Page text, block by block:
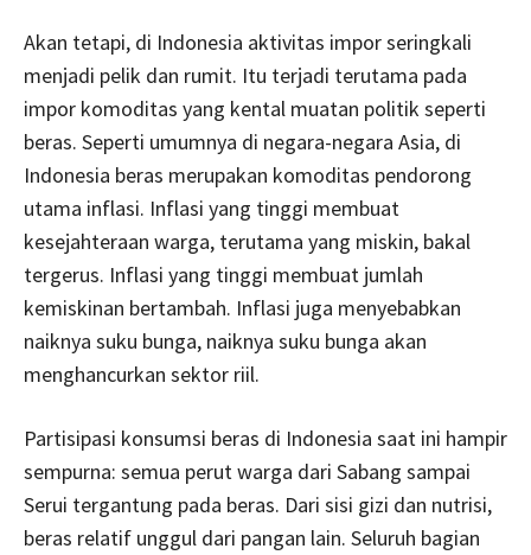
Akan tetapi, di Indonesia aktivitas impor seringkali
menjadi pelik dan rumit. Itu terjadi terutama pada
impor komoditas yang kental muatan politik seperti
beras. Seperti umumnya di negara-negara Asia, di
Indonesia beras merupakan komoditas pendorong
utama inflasi. Inflasi yang tinggi membuat
kesejahteraan warga, terutama yang miskin, bakal
tergerus. Inflasi yang tinggi membuat jumlah
kemiskinan bertambah. Inflasi juga menyebabkan
naiknya suku bunga, naiknya suku bunga akan
menghancurkan sektor riil.
Partisipasi konsumsi beras di Indonesia saat ini hampir
sempurna: semua perut warga dari Sabang sampai
Serui tergantung pada beras. Dari sisi gizi dan nutrisi,
beras relatif unggul dari pangan lain. Seluruh bagian